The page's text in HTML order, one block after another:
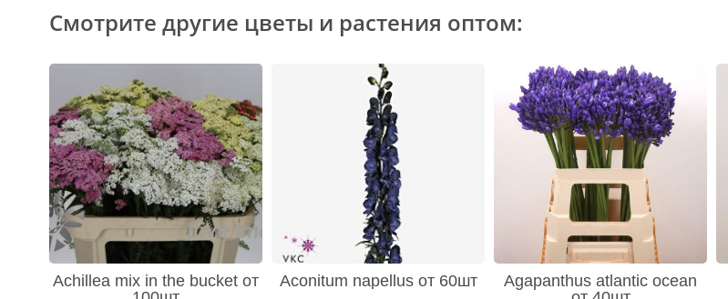
Смотрите другие цветы и растения оптом:
Achillea mix in the bucket от
Aconitum napellus от 60шт
Agapanthus atlantic ocean